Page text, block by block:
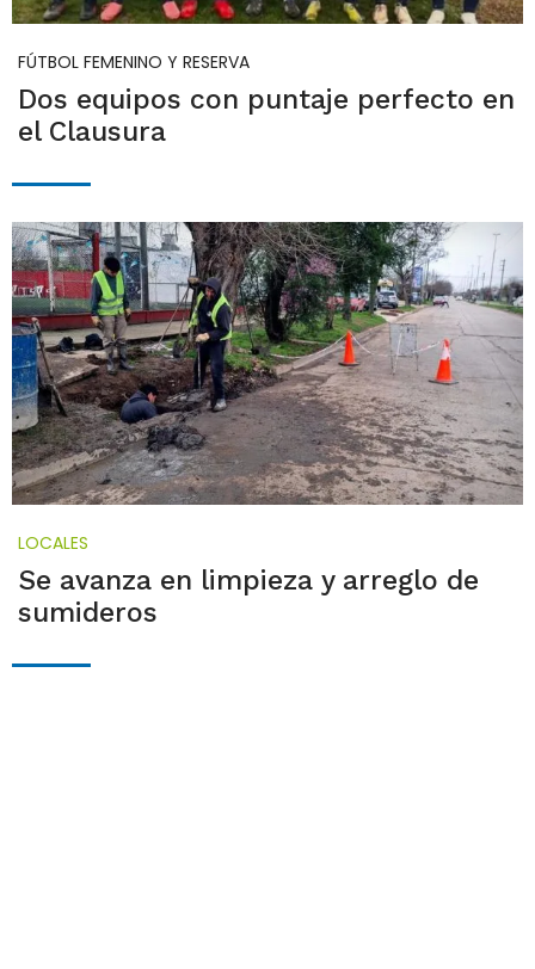
FÚTBOL FEMENINO Y RESERVA
Dos equipos con puntaje perfecto en
el Clausura
LOCALES
Se avanza en limpieza y arreglo de
sumideros